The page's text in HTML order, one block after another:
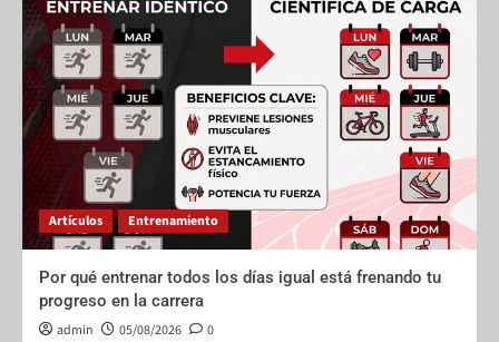
Artículos Entrenamiento
Por qué entrenar todos los días igual está frenando tu
progreso en la carrera
admin 05/08/2026 0